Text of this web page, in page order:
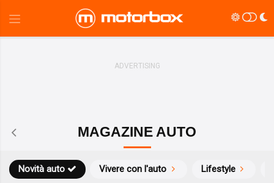
MAGAZINE AUTO
Novità auto Vivere con l'auto Lifestyle